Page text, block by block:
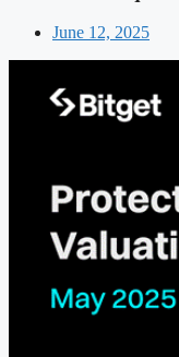
June 12, 2025